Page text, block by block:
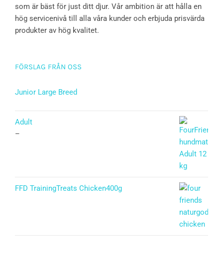
som är bäst för just ditt djur. Vår ambition är att hålla en
hög servicenivå till alla våra kunder och erbjuda prisvärda
produkter av hög kvalitet.
FÖRSLAG FRÅN OSS
Junior Large Breed
5.00av 5
Adult
–
FFD TrainingTreats Chicken400g